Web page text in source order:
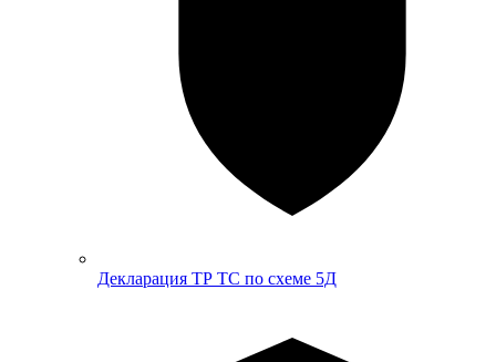
Декларация ТР ТС по схеме 5Д